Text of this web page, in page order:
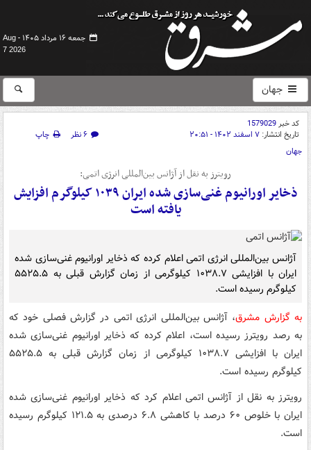
جمعه ۱۶ مرداد ۱۴۰۵ -
Aug
7 2026
جهان
کد خبر1579029
تاریخ انتشار: ۷ اسفند ۱۴۰۲ - ۲۰:۵۱ ۶ نظر
چاپ
جهان
رویترز به نقل از آژانس بین‌المللی انرژی اتمی:
ذخایر اورانیوم غنی‌سازی شده ایران ۱۰۳۹ کیلوگرم افزایش
یافته است
آژانس بین‌المللی انرژی اتمی اعلام کرده که ذخایر اورانیوم غنی‌سازی شده
ایران با افزایشی ۱۰۳۸.۷ کیلوگرمی از زمان گزارش قبلی به ۵۵۲۵.۵
کیلوگرم رسیده است.
به گزارش مشرق، آژانس بین‌المللی انرژی اتمی در گزارش فصلی خود که
به رصد رویترز رسیده است، اعلام کرده که ذخایر اورانیوم غنی‌سازی شده
ایران با افزایشی ۱۰۳۸.۷ کیلوگرمی از زمان گزارش قبلی به ۵۵۲۵.۵
کیلوگرم رسیده است.
رویترز به نقل از آژانس اتمی اعلام کرد که ذخایر اورانیوم غنی‌سازی شده
ایران با خلوص ۶۰ درصد با کاهشی ۶.۸ درصدی به ۱۲۱.۵ کیلوگرم رسیده
است.